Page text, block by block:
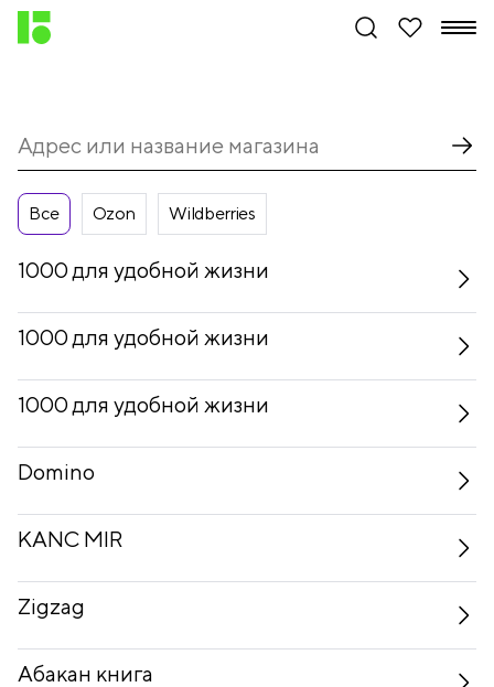
Все Ozon Wildberries
1000 для удобной жизни
1000 для удобной жизни
1000 для удобной жизни
Domino
KANC MIR
Zigzag
Абакан книга